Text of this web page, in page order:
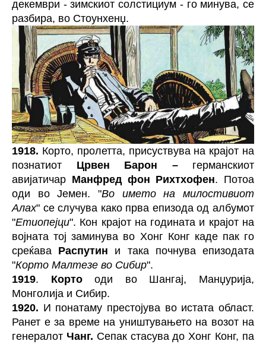
декември - зимскиот солстициум - го минува, се
разбира, во Стоунхенџ.
1918. Корто, пролетта, присуствува на крајот на
познатиот Црвен Барон –германскиот
авијатичар Манфред фон Рихтхофен. Потоа
оди во Јемен. "Во името на милостивиот
Алах" се случува како прва епизода од албумот
"Етиопејци". Кон крајот на годината и крајот на
војната тој заминува во Хонг Конг каде пак го
среќава Распутин и така почнува епизодата
"Корто Малтезе во Сибир".
1919. Кортооди во Шангај, Манџурија,
Монголија и Сибир.
1920. И понатаму престојува во истата област.
Ранет е за време на уништувањето на возот на
генералот Чанг. Сепак стасува до Хонг Конг, па